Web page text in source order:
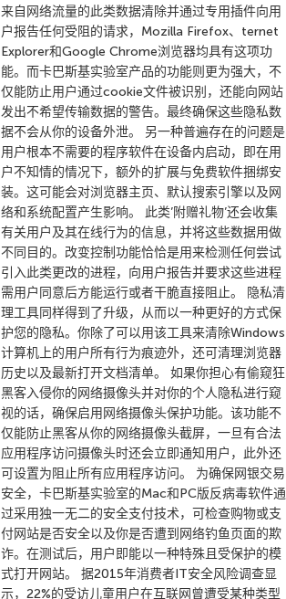
来自网络流量的此类数据清除并通过专用插件向用
户报告任何受阻的请求，Mozilla Firefox、ternet
Explorer和Google Chrome浏览器均具有这项功
能。而卡巴斯基实验室产品的功能则更为强大，不
仅能防止用户通过cookie文件被识别，还能向网站
发出不希望传输数据的警告。最终确保这些隐私数
据不会从你的设备外泄。 另一种普遍存在的问题是
用户根本不需要的程序软件在设备内启动，即在用
户不知情的情况下，额外的扩展与免费软件捆绑安
装。这可能会对浏览器主页、默认搜索引擎以及网
络和系统配置产生影响。 此类’附赠礼物’还会收集
有关用户及其在线行为的信息，并将这些数据用做
不同目的。改变控制功能恰恰是用来检测任何尝试
引入此类更改的进程，向用户报告并要求这些进程
需用户同意后方能运行或者干脆直接阻止。 隐私清
理工具同样得到了升级，从而以一种更好的方式保
护您的隐私。你除了可以用该工具来清除Windows
计算机上的用户所有行为痕迹外，还可清理浏览器
历史以及最新打开文档清单。 如果你担心有偷窥狂
黑客入侵你的网络摄像头并对你的个人隐私进行窥
视的话，确保启用网络摄像头保护功能。该功能不
仅能防止黑客从你的网络摄像头截屏，一旦有合法
应用程序访问摄像头时还会立即通知用户，此外还
可设置为阻止所有应用程序访问。 为确保网银交易
安全，卡巴斯基实验室的Mac和PC版反病毒软件通
过采用独一无二的安全支付技术，可检查购物或支
付网站是否安全以及你是否遭到网络钓鱼页面的欺
诈。在测试后，用户即能以一种特殊且受保护的模
式打开网站。 据2015年消费者IT安全风险调查显
示，22%的受访儿童用户在互联网曾遭受某种类型